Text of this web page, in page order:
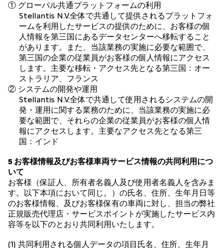
① グローバル共通プラットフォームの利用
Stellantis N.V.全体で共通して提供されるプラットフォ
ームを利用したサービスの提供のために、お客様の個
人情報を第三国にあるデータセンターへ移転すること
があります。また、当該業務の実施に必要な範囲で、
第三国の企業の従業員がお客様の個人情報にアクセス
します。主要な移転・アクセス先となる第三国：オー
ストラリア、フランス
② システムの開発や運用
Stellantis N.V.全体で共通して使用されるシステムの開
発・運用に関する業務のために、当該業務の実施に必
要な範囲で、それらの企業の従業員がお客様の個人情
報にアクセスします。主要なアクセス先となる第三
国：インド
5 お客様情報及びお客様車両サービス情報の共同利用につ
いて
お客様（保証人、所有者名義人及び使用者名義人を含みま
す。以下本項において同じ。）の氏名、住所、生年月日等
のお客様情報、及びお客様保有の車両に対し、担当の弊社
正規販売代理店・サービスポイントが実施したサービス内
容等を以下のとおり共同利用いたします。
(1) 共同利用される個人データの項目氏名、住所、生年月